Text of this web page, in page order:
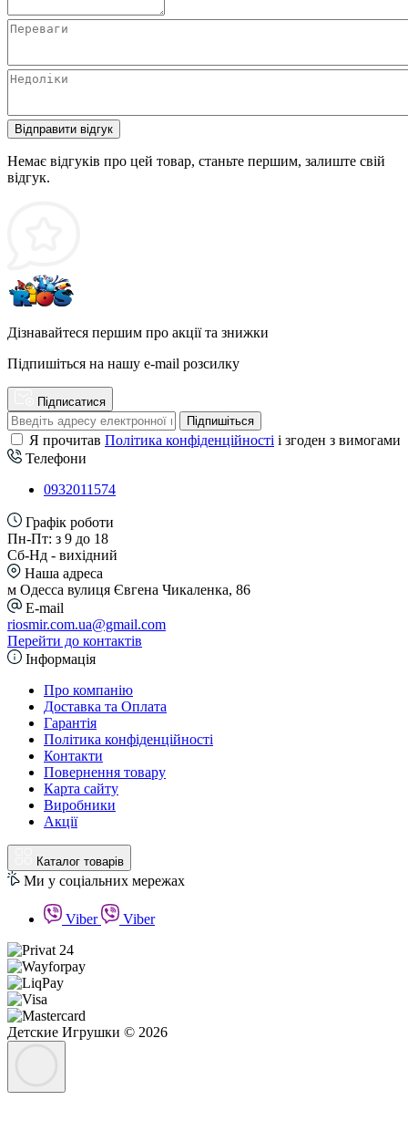
Відправити відгук
Немає відгуків про цей товар, станьте першим, залиште свій
відгук.
Дізнавайтеся першим про акції та знижки
Підпишіться на нашу e-mail розсилку
Підписатися
Підпишіться
Я прочитав Політика конфіденційності і згоден з вимогами
Телефони
0932011574
Графік роботи
Пн-Пт: з 9 до 18
Сб-Нд - вихідний
Наша адреса
м Одесса вулиця Євгена Чикаленка, 86
E-mail
riosmir.com.ua@gmail.com
Перейти до контактів
Інформація
Про компанію
Доставка та Оплата
Гарантія
Політика конфіденційності
Контакти
Повернення товару
Карта сайту
Виробники
Акції
Каталог товарів
Ми у соціальних мережах
Viber Viber
Детские Игрушки © 2026